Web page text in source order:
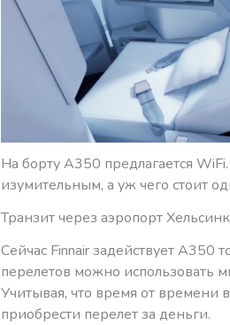
На борту А350 предлагается
изумительным, а уж чего стоит
Транзит через аэропорт
Сейчас Finnair задействует А350
перелетов можно использовать
Учитывая, что время от времени
приобрести перелет за деньги.